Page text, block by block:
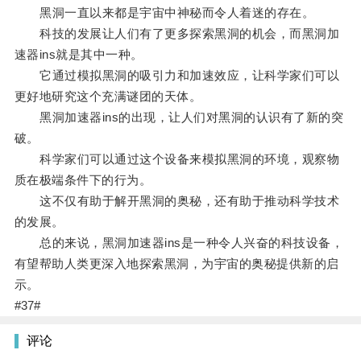
黑洞一直以来都是宇宙中神秘而令人着迷的存在。
科技的发展让人们有了更多探索黑洞的机会，而黑洞加
速器ins就是其中一种。
它通过模拟黑洞的吸引力和加速效应，让科学家们可以
更好地研究这个充满谜团的天体。
黑洞加速器ins的出现，让人们对黑洞的认识有了新的突
破。
科学家们可以通过这个设备来模拟黑洞的环境，观察物
质在极端条件下的行为。
这不仅有助于解开黑洞的奥秘，还有助于推动科学技术
的发展。
总的来说，黑洞加速器ins是一种令人兴奋的科技设备，
有望帮助人类更深入地探索黑洞，为宇宙的奥秘提供新的启
示。
#37#
评论